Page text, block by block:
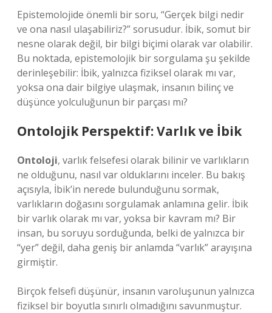
Epistemolojide önemli bir soru, “Gerçek bilgi nedir
ve ona nasıl ulaşabiliriz?” sorusudur. İbik, somut bir
nesne olarak değil, bir bilgi biçimi olarak var olabilir.
Bu noktada, epistemolojik bir sorgulama şu şekilde
derinleşebilir: İbik, yalnızca fiziksel olarak mı var,
yoksa ona dair bilgiye ulaşmak, insanın bilinç ve
düşünce yolculuğunun bir parçası mı?
Ontolojik Perspektif: Varlık ve İbik
Ontoloji, varlık felsefesi olarak bilinir ve varlıkların
ne olduğunu, nasıl var olduklarını inceler. Bu bakış
açısıyla, İbik’in nerede bulunduğunu sormak,
varlıkların doğasını sorgulamak anlamına gelir. İbik
bir varlık olarak mı var, yoksa bir kavram mı? Bir
insan, bu soruyu sorduğunda, belki de yalnızca bir
“yer” değil, daha geniş bir anlamda “varlık” arayışına
girmiştir.
Birçok felsefi düşünür, insanın varoluşunun yalnızca
fiziksel bir boyutla sınırlı olmadığını savunmuştur.